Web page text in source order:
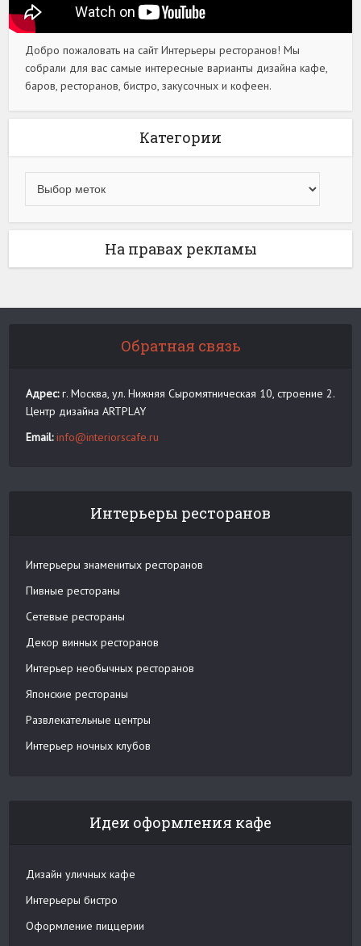
Добро пожаловать на сайт Интерьеры ресторанов! Мы
собрали для вас самые интересные варианты дизайна кафе,
баров, ресторанов, бистро, закусочных и кофеен.
Категории
На правах рекламы
Обратная связь
Адрес:г. Москва, ул. Нижняя Сыромятническая 10, строение 2.
Центр дизайна ARTPLAY
Email: info@interiorscafe.ru
Интерьеры ресторанов
Интерьеры знаменитых ресторанов
Пивные рестораны
Сетевые рестораны
Декор винных ресторанов
Интерьер необычных ресторанов
Японские рестораны
Развлекательные центры
Интерьер ночных клубов
Идеи оформления кафе
Дизайн уличных кафе
Интерьеры бистро
Оформление пиццерии